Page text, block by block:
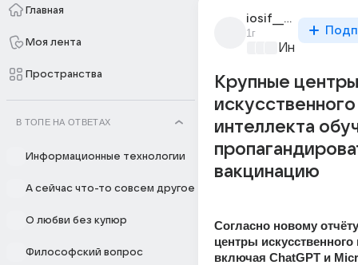
Главная
Моя лента
Пространства
В ТОПЕ НА ОТВЕТАХ
Информационные технологии
А сейчас что-то совсем другое
О любви без купюр
Философский вопрос
iosif__stalin
1г
Крупные центры
искусственного
интеллекта
вакцинацию
Согласно новому
центры искусственного
включая ChatGPT и